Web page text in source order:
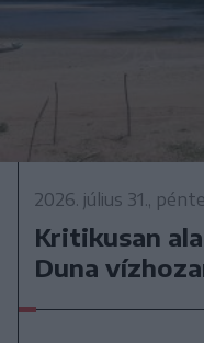
2026. július 31.,
Kritikusan
Duna